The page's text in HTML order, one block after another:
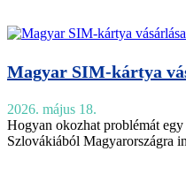
Magyar SIM-kártya
2026. május 18.
Hogyan okozhat problémát
Szlovákiából Magyarországra